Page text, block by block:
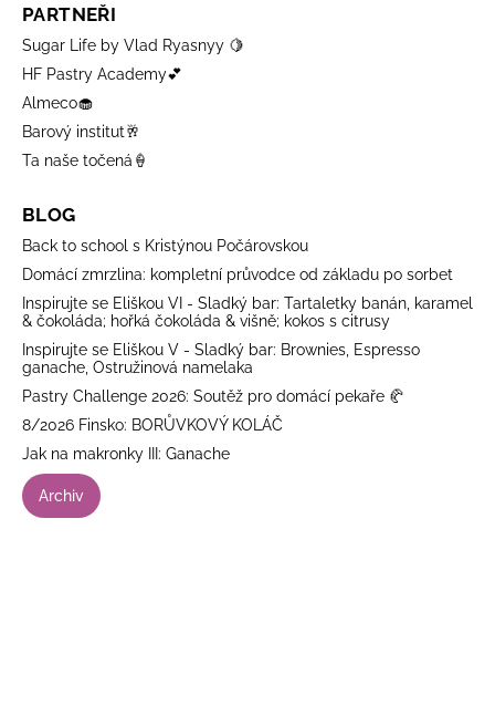
PARTNEŘI
Sugar Life by Vlad Ryasnyy 🍋
HF Pastry Academy💕
Almeco🧁
Barový institut🥂
Ta naše točená🍦
BLOG
Back to school s Kristýnou Počárovskou
Domácí zmrzlina: kompletní průvodce od základu po sorbet
Inspirujte se Eliškou VI - Sladký bar: Tartaletky banán, karamel
& čokoláda; hořká čokoláda & višně; kokos s citrusy
Inspirujte se Eliškou V - Sladký bar: Brownies, Espresso
ganache, Ostružinová namelaka
Pastry Challenge 2026: Soutěž pro domácí pekaře 🥐
8/2026 Finsko: BORŮVKOVÝ KOLÁČ
Jak na makronky III: Ganache
Archiv